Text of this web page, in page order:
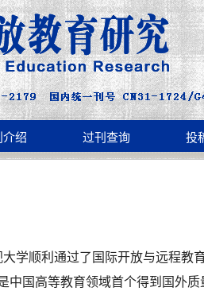
介绍 过刊查询 投
学顺利通过了国际开放与远程教
中国高等教育领域首个得到国外